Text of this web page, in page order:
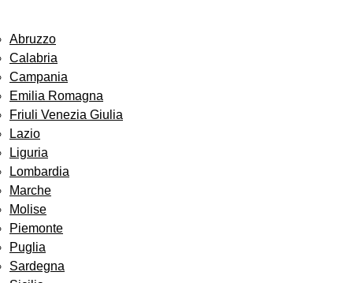
Abruzzo
Calabria
Campania
Emilia Romagna
Friuli Venezia Giulia
Lazio
Liguria
Lombardia
Marche
Molise
Piemonte
Puglia
Sardegna